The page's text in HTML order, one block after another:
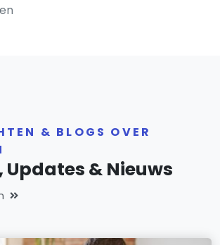
& BLOGS OVER
Updates & Nieuws